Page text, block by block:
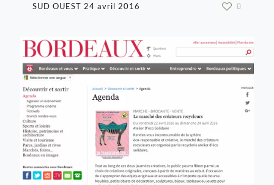
SUD OUEST 24 avril 2016 0